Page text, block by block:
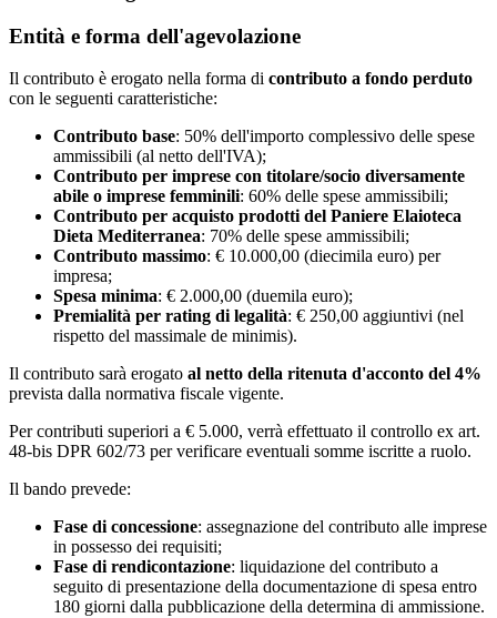
Entità e forma dell'agevolazione
Il contributo è erogato nella forma di contributo a fondo perduto
con le seguenti caratteristiche:
Contributo base: 50% dell'importo complessivo delle spese
ammissibili (al netto dell'IVA);
Contributo per imprese con titolare/socio diversamente
abile o imprese femminili: 60% delle spese ammissibili;
Contributo per acquisto prodotti del Paniere Elaioteca
Dieta Mediterranea: 70% delle spese ammissibili;
Contributo massimo: € 10.000,00 (diecimila euro) per
impresa;
Spesa minima: € 2.000,00 (duemila euro);
Premialità per rating di legalità: € 250,00 aggiuntivi (nel
rispetto del massimale de minimis).
Il contributo sarà erogato al netto della ritenuta d'acconto del 4%
prevista dalla normativa fiscale vigente.
Per contributi superiori a € 5.000, verrà effettuato il controllo ex art.
48-bis DPR 602/73 per verificare eventuali somme iscritte a ruolo.
Il bando prevede:
Fase di concessione: assegnazione del contributo alle imprese
in possesso dei requisiti;
Fase di rendicontazione: liquidazione del contributo a
seguito di presentazione della documentazione di spesa entro
180 giorni dalla pubblicazione della determina di ammissione.